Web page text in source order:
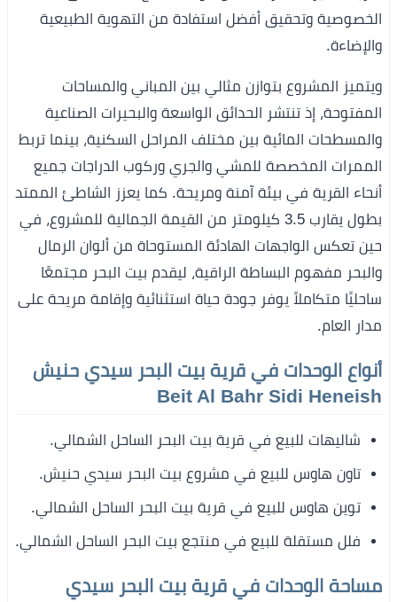
الخصوصية وتحقيق أفضل استفادة من التهوية الطبيعية
والإضاءة.
ويتميز المشروع بتوازن مثالي بين المباني والمساحات
المفتوحة، إذ تنتشر الحدائق الواسعة والبحيرات الصناعية
والمسطحات المائية بين مختلف المراحل السكنية، بينما تربط
الممرات المخصصة للمشي والجري وركوب الدراجات جميع
أنحاء القرية في بيئة آمنة ومريحة. كما يعزز الشاطئ الممتد
بطول يقارب 3.5 كيلومتر من القيمة الجمالية للمشروع، في
حين تعكس الواجهات الهادئة المستوحاة من ألوان الرمال
والبحر مفهوم البساطة الراقية، ليقدم بيت البحر مجتمعًا
ساحليًا متكاملاً يوفر جودة حياة استثنائية وإقامة مريحة على
مدار العام.
أنواع الوحدات في قرية بيت البحر سيدي حنيش
Beit Al Bahr Sidi Heneish
شاليهات للبيع في قرية بيت البحر الساحل الشمالي.
تاون هاوس للبيع في مشروع بيت البحر سيدي حنيش.
توين هاوس للبيع في قرية بيت البحر الساحل الشمالي.
فلل مستقلة للبيع في منتجع بيت البحر الساحل الشمالي.
مساحة الوحدات في قرية بيت البحر سيدي